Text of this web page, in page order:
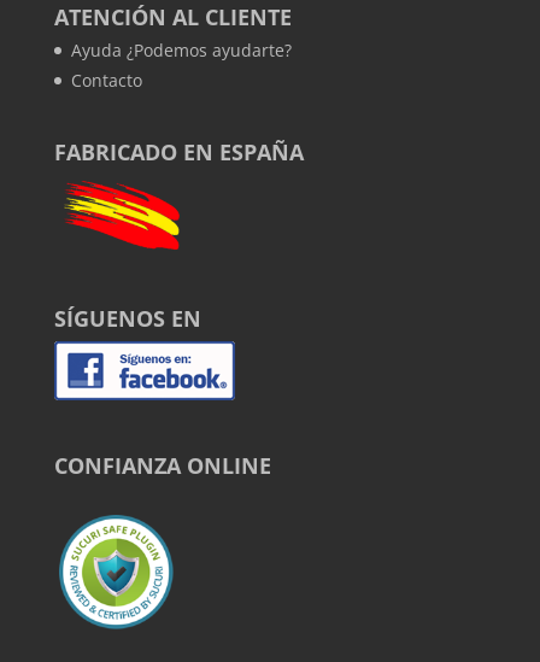
ATENCIÓN AL CLIENTE
Ayuda ¿Podemos ayudarte?
Contacto
FABRICADO EN ESPAÑA
SÍGUENOS EN
CONFIANZA ONLINE